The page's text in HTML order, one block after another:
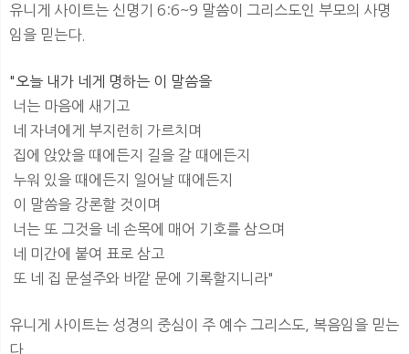
유니게 사이트는 신명기 6:6~9 말씀이 그리스도인 부모의 사명
임을 믿는다.
"오늘 내가 네게 명하는 이 말씀을
너는 마음에 새기고
네 자녀에게 부지런히 가르치며
집에 앉았을 때에든지 길을 갈 때에든지
누워 있을 때에든지 일어날 때에든지
이 말씀을 강론할 것이며
너는 또 그것을 네 손목에 매어 기호를 삼으며
네 미간에 붙여 표로 삼고
또 네 집 문설주와 바깥 문에 기록할지니라"
유니게 사이트는 성경의 중심이 주 예수 그리스도, 복음임을 믿는
다.